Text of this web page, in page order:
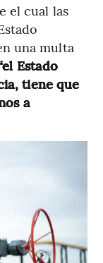
el cual las
una multa
Estado
tiene que
a